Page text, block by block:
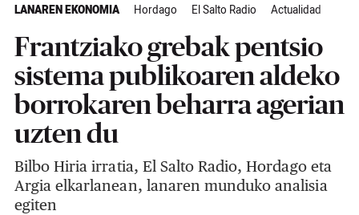
LANAREN EKONOMIA Hordago El Salto Radio Actualidad
Frantziako grebak pentsio
sistema publikoaren aldeko
borrokaren beharra agerian
uzten du
Bilbo Hiria irratia, El Salto Radio, Hordago eta
Argia elkarlanean, lanaren munduko analisia
egiten